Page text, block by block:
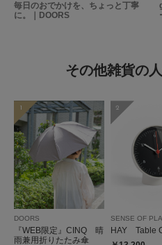
毎日のおでかけを、ちょっと丁寧
に。｜DOORS
その他雑貨の
1
DOORS
『WEB限定』CINQ 晴
雨兼用折りたたみ傘
2
SENSE OF
HAY Table